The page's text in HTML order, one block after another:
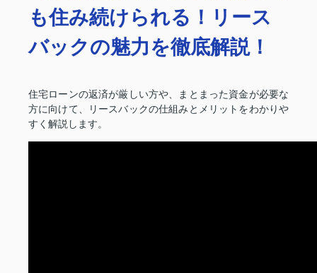
も住み続けられる！リース
バックの魅力を徹底解説！
住宅ローンの返済が厳しい方や、まとまった資金が必要な
方に向けて、リースバックの仕組みとメリットをわかりや
すく解説します。